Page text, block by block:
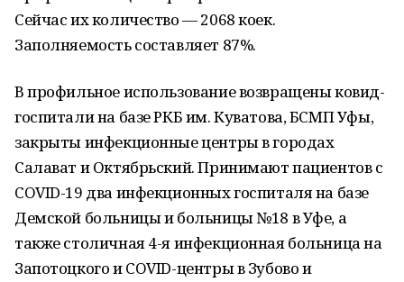
Сейчас их количество — 2068 коек.
Заполняемость составляет 87%.
В профильное использование возвращены ковид-
госпитали на базе РКБ им. Куватова, БСМП Уфы,
закрыты инфекционные центры в городах
Салават и Октябрьский. Принимают пациентов с
COVID-19 два инфекционных госпиталя на базе
Демской больницы и больницы №18 в Уфе, а
также столичная 4-я инфекционная больница на
Запотоцкого и COVID-центры в Зубово и